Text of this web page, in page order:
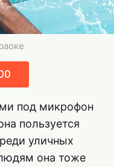
под микрофон
пользуется
уличных
она тоже